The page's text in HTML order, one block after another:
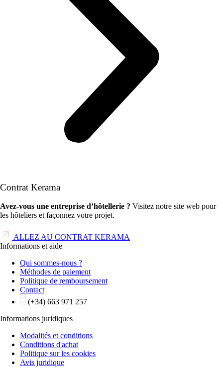
Contrat Kerama
Avez-vous une entreprise d’hôtellerie ? Visitez notre site web pour
les hôteliers et façonnez votre projet.
ALLEZ AU CONTRAT KERAMA
Informations et aide
Qui sommes-nous ?
Méthodes de paiement
Politique de remboursement
Contact
(+34) 663 971 257
Informations juridiques
Modalités et conditions
Conditions d'achat
Politique sur les cookies
Avis juridique